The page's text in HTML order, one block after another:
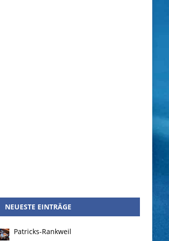
NEUESTE EINTRÄGE
Patricks-Rankweil